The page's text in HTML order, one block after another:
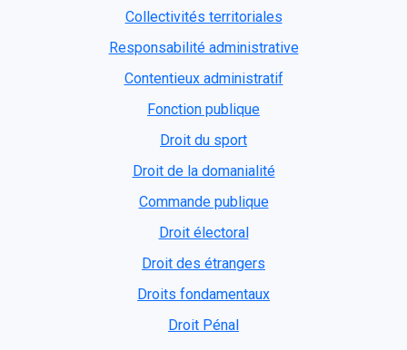
Collectivités territoriales
Responsabilité administrative
Contentieux administratif
Fonction publique
Droit du sport
Droit de la domanialité
Commande publique
Droit électoral
Droit des étrangers
Droits fondamentaux
Droit Pénal